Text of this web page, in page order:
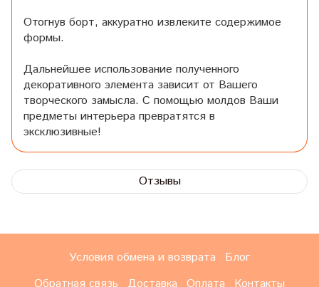
Отогнув борт, аккуратно извлеките содержимое
формы.
Дальнейшее использование полученного
декоративного элемента зависит от Вашего
творческого замысла. С помощью молдов Ваши
предметы интерьера превратятся в
эксклюзивные!
Отзывы
Условия обмена и возврата
Блог